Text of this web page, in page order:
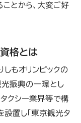
とから、大変ご好
格とは
もオリンピックの
振興の一環とし
タクシー業界等で構
設置し「東京観光タ